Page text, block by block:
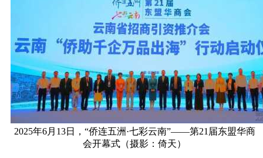
2025年6月 13日，“侨连五洲 ·七彩云南”——第21 届东盟华商
会开幕式（摄影：倚天）